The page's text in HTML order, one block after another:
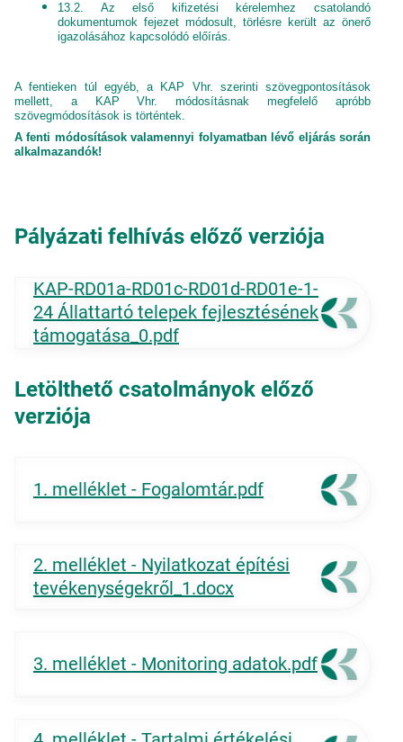
13.2. Az első kifizetési kérelemhez csatolandó
dokumentumok fejezet módosult, törlésre került az önerő
igazolásához kapcsolódó előírás.
A fentieken túl egyéb, a KAP Vhr. szerinti szövegpontosítások
mellett, a KAP Vhr. módosításnak megfelelő apróbb
szövegmódosítások is történtek.
A fenti módosítások valamennyi folyamatban lévő eljárás során
alkalmazandók!
Pályázati felhívás előző verziója
KAP-RD01a-RD01c-RD01d-RD01e-1-
24 Állattartó telepek fejlesztésének
támogatása_0.pdf
Letölthető csatolmányok előző
verziója
1. melléklet - Fogalomtár.pdf
2. melléklet - Nyilatkozat építési
tevékenységekről_1.docx
3. melléklet - Monitoring adatok.pdf